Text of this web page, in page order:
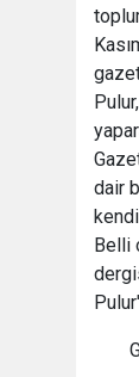
dair
Belli